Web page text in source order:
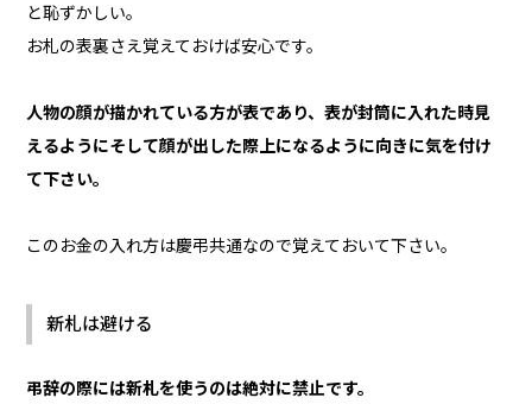
と恥ずかしい。
お札の表裏さえ覚えておけば安心です。
人物の顔が描かれている方が表であり、表が封筒に入れた時見
えるようにそして顔が出した際上になるように向きに気を付け
て下さい。
このお金の入れ方は慶弔共通なので覚えておいて下さい。
新札は避ける
弔辞の際には新札を使うのは絶対に禁止です。